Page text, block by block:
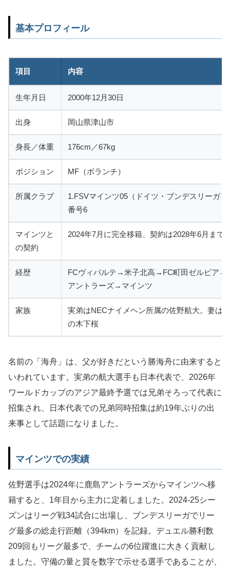
基本プロフィール
項目 内容
生年月日 2000年12月30日
出身 岡山県津山市
身長／体重 176cm／67kg
ポジション MF（ボランチ）
所属クラブ
1.FSVマインツ05（ドイツ・ブンデスリーガ）
番号6
マインツと
の契約
2024年7月に完全移籍、契約は2028年6月まで
経歴
FCヴィパルテ→米子北高→FC町田ゼルビア→
アントラーズ→マインツ
家族
実弟はNECナイメヘン所属の佐野航大。妻は
の木下桜
名前の「海舟」は、父が好きだという勝海舟に由来すると
いわれています。実弟の航大選手も日本代表で、2026年
ワールドカップのアジア最終予選では兄弟そろって代表に
招集され、日本代表での兄弟同時招集は約19年ぶりの出
来事として話題になりました。
マインツでの実績
佐野選手は2024年に鹿島アントラーズからマインツへ移
籍すると、1年目から主力に定着しました。2024-25シー
ズンはリーグ戦34試合に出場し、ブンデスリーガでリー
グ最多の総走行距離（394km）を記録。デュエル勝利数
209回もリーグ最多で、チームの6位躍進に大きく貢献し
ました。守備の量と質を数字で示せる選手であることが、